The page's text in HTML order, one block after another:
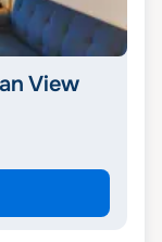
View